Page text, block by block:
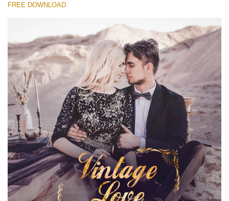
(2067 Lr Presets)
Ücretsiz indirin
FREE DOWNLOAD